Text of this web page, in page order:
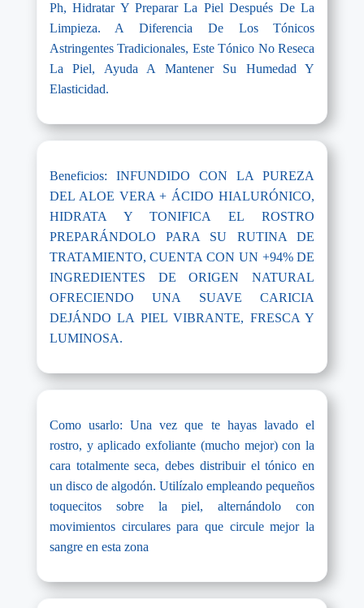
Ph, Hidratar Y Preparar La Piel Después De La
Limpieza. A Diferencia De Los Tónicos
Astringentes Tradicionales, Este Tónico No Reseca
La Piel, Ayuda A Mantener Su Humedad Y
Elasticidad.
Beneficios: INFUNDIDO CON LA PUREZA
DEL ALOE VERA + ÁCIDO HIALURÓNICO,
HIDRATA Y TONIFICA EL ROSTRO
PREPARÁNDOLO PARA SU RUTINA DE
TRATAMIENTO, CUENTA CON UN +94% DE
INGREDIENTES DE ORIGEN NATURAL
OFRECIENDO UNA SUAVE CARICIA
DEJÁNDO LA PIEL VIBRANTE, FRESCA Y
LUMINOSA.
Como usarlo: Una vez que te hayas lavado el
rostro, y aplicado exfoliante (mucho mejor) con la
cara totalmente seca, debes distribuir el tónico en
un disco de algodón. Utilízalo empleando pequeños
toquecitos sobre la piel, alternándolo con
movimientos circulares para que circule mejor la
sangre en esta zona